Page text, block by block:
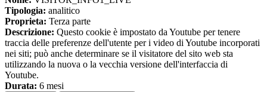
Tipologia: analitico
Proprieta: Terza parte
Descrizione: Questo cookie è impostato da Youtube per tenere
traccia delle preferenze dell'utente per i video di Youtube incorporati
nei siti; può anche determinare se il visitatore del sito web sta
utilizzando la nuova o la vecchia versione dell'interfaccia di
Youtube.
Durata: 6 mesi